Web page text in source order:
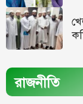
রাজনীতি